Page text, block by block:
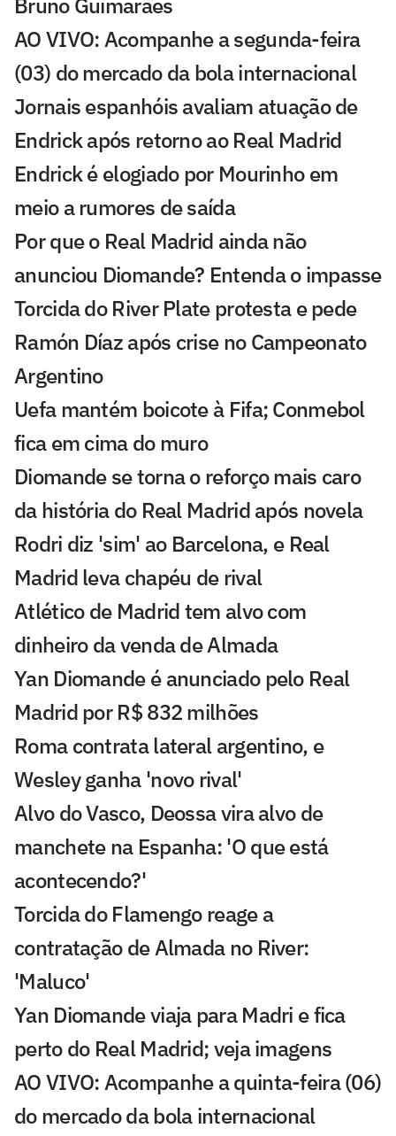
AO VIVO: Acompanhe a segunda-feira
(03) do mercado da bola internacional
Jornais espanhóis avaliam atuação de
Endrick após retorno ao Real Madrid
Endrick é elogiado por Mourinho em
meio a rumores de saída
Por que o Real Madrid ainda não
anunciou Diomande? Entenda o impasse
Torcida do River Plate protesta e pede
Ramón Díaz após crise no Campeonato
Argentino
Uefa mantém boicote à Fifa; Conmebol
fica em cima do muro
Diomande se torna o reforço mais caro
da história do Real Madrid após novela
Rodri diz 'sim' ao Barcelona, e Real
Madrid leva chapéu de rival
Atlético de Madrid tem alvo com
dinheiro da venda de Almada
Yan Diomande é anunciado pelo Real
Madrid por R$ 832 milhões
Roma contrata lateral argentino, e
Wesley ganha 'novo rival'
Alvo do Vasco, Deossa vira alvo de
manchete na Espanha: 'O que está
acontecendo?'
Torcida do Flamengo reage a
contratação de Almada no River:
'Maluco'
Yan Diomande viaja para Madri e fica
perto do Real Madrid; veja imagens
AO VIVO: Acompanhe a quinta-feira (06)
do mercado da bola internacional